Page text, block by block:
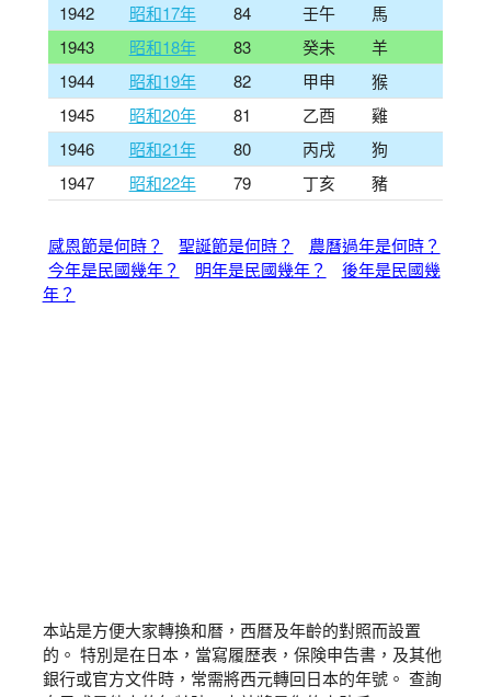
1942
昭和17年 84 壬午
馬
1943
昭和18年 83 癸未
羊
1944
昭和19年 82 甲申
猴
1945
昭和20年 81 乙酉
雞
1946
昭和21年 80 丙戌
狗
1947
昭和22年 79 丁亥 豬
感恩節是何時？ 聖誕節是何時？
農曆過年是何時？
今年是民國幾年？
明年是民國幾年？
後年是民國幾
年？
本站是方便大家轉換和暦，西暦及年齡的對照而設置
的。 特別是在日本，當寫履歴表，保険申告書，及其他
銀行或官方文件時，常需將西元轉回日本的年號。 查詢